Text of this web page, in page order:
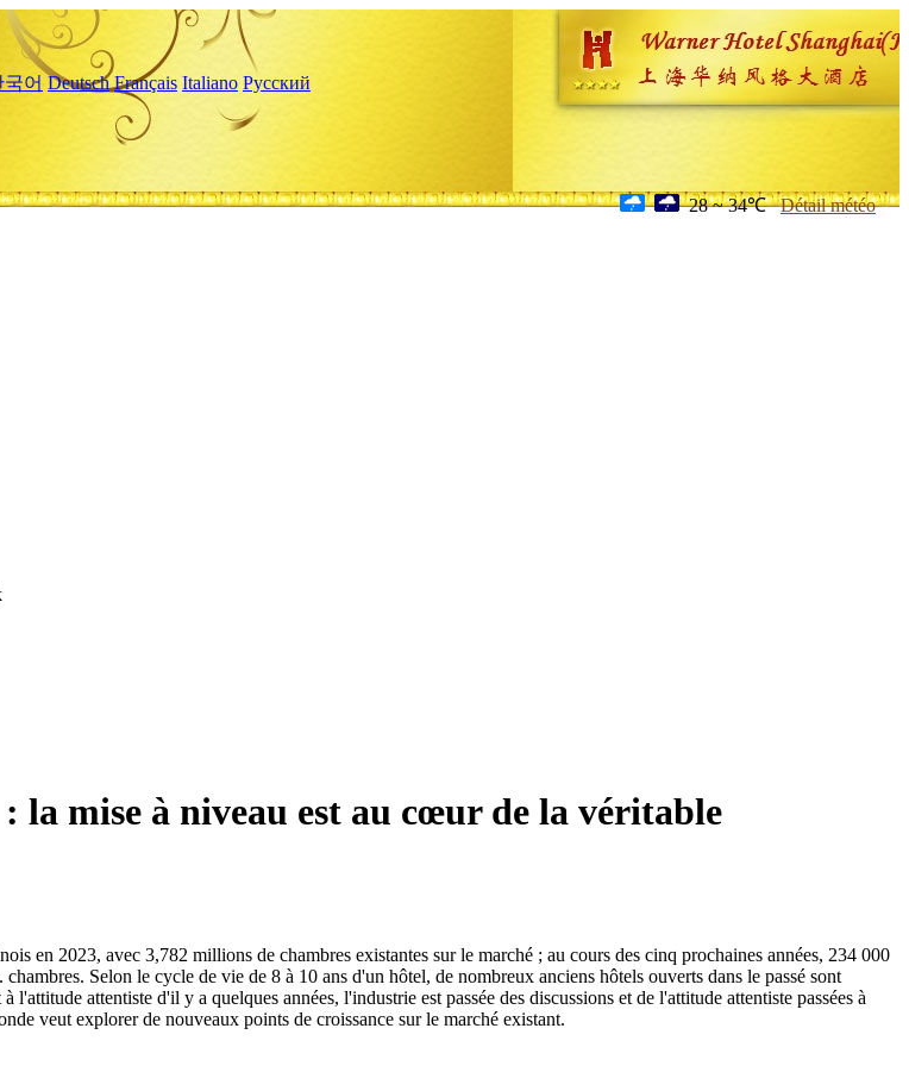
국어 Deutsch Français Italiano Русский
28 ~ 34℃ Détail météo
la mise à niveau est au cœur de la véritable
en 2023, avec 3,782 millions de chambres existantes sur le marché ; au cours des cinq prochaines années, 234 000
Selon le cycle de vie de 8 à 10 ans d'un hôtel, de nombreux anciens hôtels ouverts dans le passé sont
attentiste d'il y a quelques années, l'industrie est passée des discussions et de l'attitude attentiste passées à
veut explorer de nouveaux points de croissance sur le marché existant.